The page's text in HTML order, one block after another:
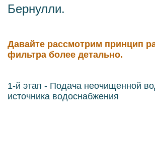
Бернулли.
Давайте рассмотрим принцип
фильтра более детально.
1-й этап - Подача неочищенной
источника водоснабжения